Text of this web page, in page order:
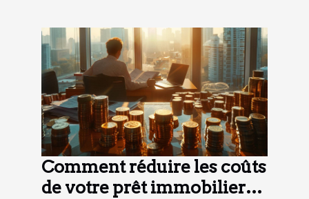
Comment réduire les coûts
de votre prêt immobilier